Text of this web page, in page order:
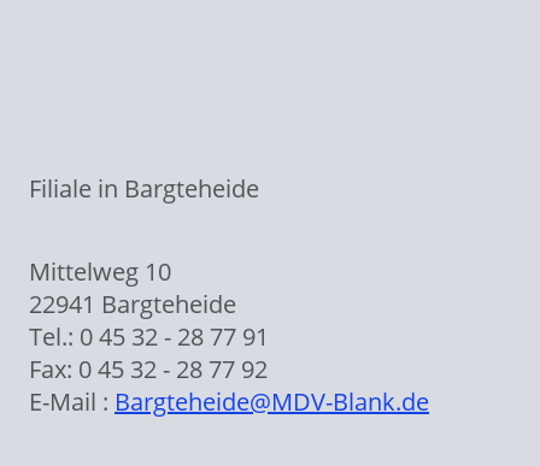
Filiale in Bargteheide
Mittelweg 10
22941 Bargteheide
Tel.: 0 45 32 - 28 77 91
Fax: 0 45 32 - 28 77 92
E-Mail : Bargteheide@MDV-Blank.de